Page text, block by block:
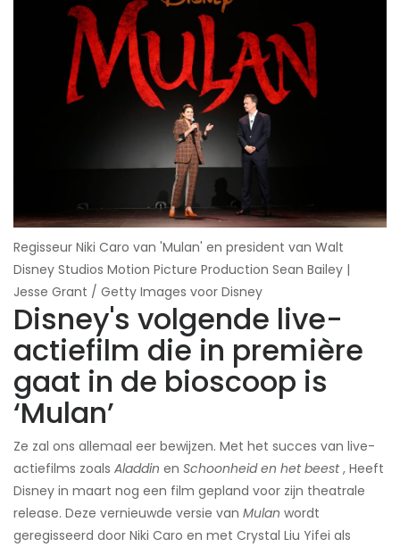
Regisseur Niki Caro van 'Mulan' en president van Walt
Disney Studios Motion Picture Production Sean Bailey |
Jesse Grant / Getty Images voor Disney
Disney's volgende live-
actiefilm die in première
gaat in de bioscoop is
‘Mulan’
Ze zal ons allemaal eer bewijzen. Met het succes van live-
actiefilms zoals Aladdin en Schoonheid en het beest, Heeft
Disney in maart nog een film gepland voor zijn theatrale
release. Deze vernieuwde versie van Mulan wordt
geregisseerd door Niki Caro en met Crystal Liu Yifei als